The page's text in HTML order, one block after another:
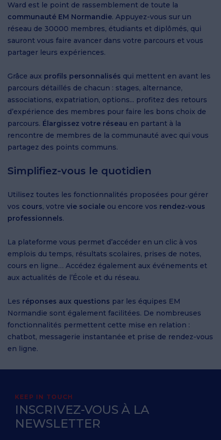
Ward est le point de rassemblement de toute la
communauté EM Normandie. Appuyez-vous sur un
réseau de 30000 membres, étudiants et diplômés, qui
sauront vous faire avancer dans votre parcours et vous
partager leurs expériences.
Grâce aux profils personnalisés qui mettent en avant les
parcours détaillés de chacun : stages, alternance,
associations, expatriation, options... profitez des retours
d’expérience des membres pour faire les bons choix de
parcours. Élargissez votre réseau en partant à la
rencontre de membres de la communauté avec qui vous
partagez des points communs.
Simplifiez-vous le quotidien
Utilisez toutes les fonctionnalités proposées pour gérer
vos cours, votre vie sociale ou encore vos rendez-vous
professionnels.
La plateforme vous permet d’accéder en un clic à vos
emplois du temps, résultats scolaires, prises de notes,
cours en ligne… Accédez également aux événements et
aux actualités de l’École et du réseau.
Les réponses aux questions par les équipes EM
Normandie sont également facilitées. De nombreuses
fonctionnalités permettent cette mise en relation :
chatbot, messagerie instantanée et prise de rendez-vous
en ligne.
KEEP IN TOUCH
INSCRIVEZ-VOUS À LA
NEWSLETTER